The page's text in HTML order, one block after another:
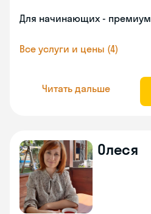
Для начинающих - премиум
Все услуги и цены (4)
Читать дальше
Олеся